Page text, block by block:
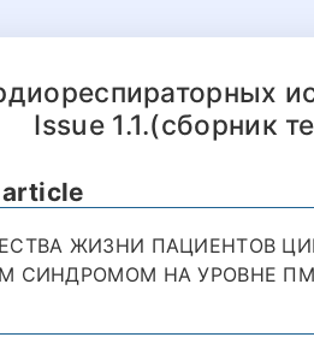
Issue 1.1.(сборник
ЖИЗНИ ПАЦИЕНТОВ
СИНДРОМОМ НА УРОВНЕ